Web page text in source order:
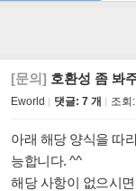
[문의] 호환성 좀 봐
Eworld 댓글: 7 개 조회:
아래 해당 양식을 따
능합니다. ^^
해당 사항이 없으시